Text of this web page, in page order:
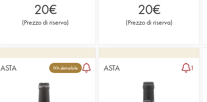
20€
(Prezzo di riserva)
20€
(Prezzo di riserva)
ASTA IVA detraibile ASTA 1